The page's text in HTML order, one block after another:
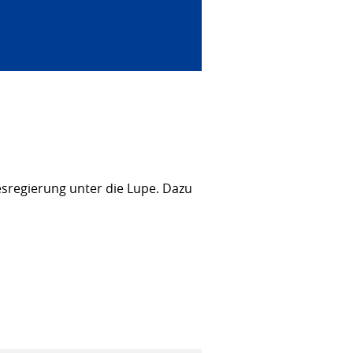
unter die Lupe. Dazu